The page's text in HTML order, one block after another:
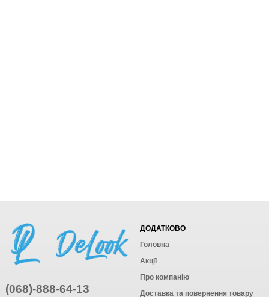
(068)-888-64-13
ДОДАТКОВО
Головна
Акції
Про компанію
Доставка та повернення товару